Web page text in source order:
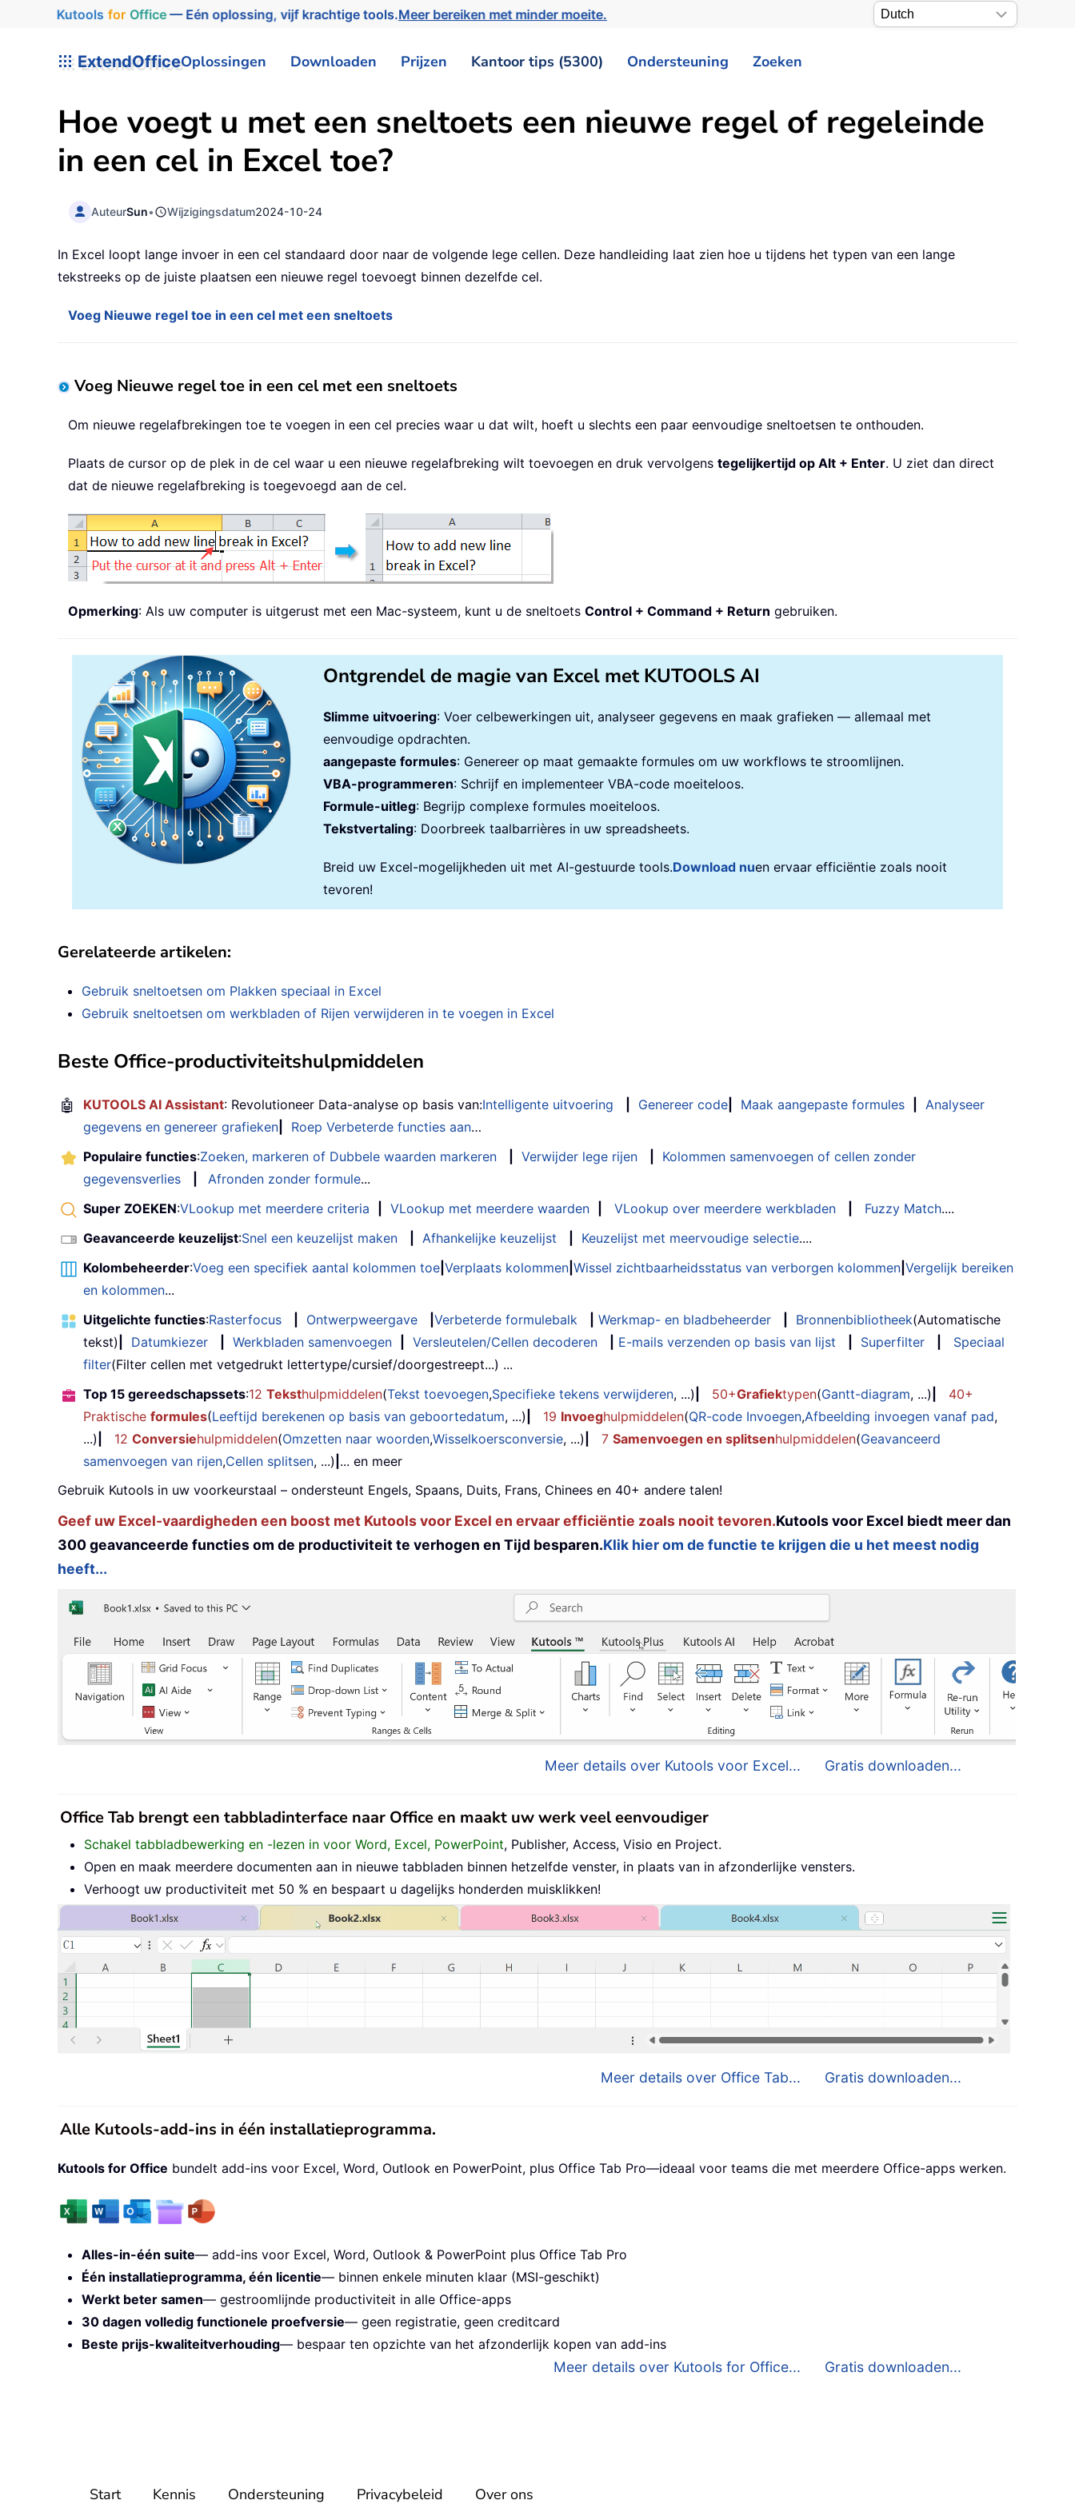
Kutools for Office— Eén oplossing, vijf krachtige tools.Meer bereiken met minder moeite.
ExtendOfficeOplossingen Downloaden Prijzen Kantoor tips (5300) Ondersteuning Zoeken
Hoe voegt u met een sneltoets een nieuwe regel of regeleinde
in een cel in Excel toe?
AuteurSun• Wijzigingsdatum2024-10-24
In Excel loopt lange invoer in een cel standaard door naar de volgende lege cellen. Deze handleiding laat zien hoe u tijdens het typen van een lange
tekstreeks op de juiste plaatsen een nieuwe regel toevoegt binnen dezelfde cel.
Voeg Nieuwe regel toe in een cel met een sneltoets
Voeg Nieuwe regel toe in een cel met een sneltoets
Om nieuwe regelafbrekingen toe te voegen in een cel precies waar u dat wilt, hoeft u slechts een paar eenvoudige sneltoetsen te onthouden.
Plaats de cursor op de plek in de cel waar u een nieuwe regelafbreking wilt toevoegen en druk vervolgens tegelijkertijd op Alt + Enter. U ziet dan direct
dat de nieuwe regelafbreking is toegevoegd aan de cel.
Opmerking: Als uw computer is uitgerust met een Mac-systeem, kunt u de sneltoets Control + Command + Return gebruiken.
Ontgrendel de magie van Excel met KUTOOLS AI
Slimme uitvoering: Voer celbewerkingen uit, analyseer gegevens en maak grafieken — allemaal met
eenvoudige opdrachten.
aangepaste formules: Genereer op maat gemaakte formules om uw workflows te stroomlijnen.
VBA-programmeren: Schrijf en implementeer VBA-code moeiteloos.
Formule-uitleg: Begrijp complexe formules moeiteloos.
Tekstvertaling: Doorbreek taalbarrières in uw spreadsheets.
Breid uw Excel-mogelijkheden uit met AI-gestuurde tools.Download nuen ervaar efficiëntie zoals nooit
tevoren!
Gerelateerde artikelen:
Gebruik sneltoetsen om Plakken speciaal in Excel
Gebruik sneltoetsen om werkbladen of Rijen verwijderen in te voegen in Excel
Beste Office-productiviteitshulpmiddelen
🤖 KUTOOLS AI Assistant: Revolutioneer Data-analyse op basis van:Intelligente uitvoering Genereer code Maak aangepaste formules
Analyseer
gegevens en genereer grafieken
Roep Verbeterde functies aan…
Populaire functies:Zoeken, markeren of Dubbele waarden markeren Verwijder lege rijen
Kolommen samenvoegen of cellen zonder
gegevensverlies
Afronden zonder formule...
Super ZOEKEN:VLookup met meerdere criteria VLookup met meerdere waarden VLookup over meerdere werkbladen Fuzzy Match....
Geavanceerde keuzelijst:Snel een keuzelijst maken Afhankelijke keuzelijst Keuzelijst met meervoudige selectie....
Kolombeheerder:Voeg een specifiek aantal kolommen toe Verplaats kolommen Wissel zichtbaarheidsstatus van verborgen kolommen Vergelijk bereiken
en kolommen...
Uitgelichte functies:Rasterfocus Ontwerpweergave Verbeterde formulebalk Werkmap- en bladbeheerder Bronnenbibliotheek(Automatische
tekst)
Datumkiezer Werkbladen samenvoegen Versleutelen/Cellen decoderen E-mails verzenden op basis van lijst Superfilter
Speciaal
filter(Filter cellen met vetgedrukt lettertype/cursief/doorgestreept...) ...
Top 15 gereedschapssets:12 Teksthulpmiddelen(Tekst toevoegen,Specifieke tekens verwijderen, ...) 50+Grafiektypen(Gantt-diagram, ...)
40+
Praktische formules(Leeftijd berekenen op basis van geboortedatum, ...) 19 Invoeghulpmiddelen(QR-code Invoegen,Afbeelding invoegen vanaf pad,
...)
12 Conversiehulpmiddelen(Omzetten naar woorden,Wisselkoersconversie, ...) 7 Samenvoegen en splitsenhulpmiddelen(Geavanceerd
samenvoegen van rijen,Cellen splitsen, ...) ... en meer
Gebruik Kutools in uw voorkeurstaal – ondersteunt Engels, Spaans, Duits, Frans, Chinees en 40+ andere talen!
Geef uw Excel-vaardigheden een boost met Kutools voor Excel en ervaar efficiëntie zoals nooit tevoren.Kutools voor Excel biedt meer dan
300 geavanceerde functies om de productiviteit te verhogen en Tijd besparen.Klik hier om de functie te krijgen die u het meest nodig
heeft...
Meer details over Kutools voor Excel... Gratis downloaden...
Office Tab brengt een tabbladinterface naar Office en maakt uw werk veel eenvoudiger
Schakel tabbladbewerking en -lezen in voor Word, Excel, PowerPoint, Publisher, Access, Visio en Project.
Open en maak meerdere documenten aan in nieuwe tabbladen binnen hetzelfde venster, in plaats van in afzonderlijke vensters.
Verhoogt uw productiviteit met 50 % en bespaart u dagelijks honderden muisklikken!
Meer details over Office Tab... Gratis downloaden...
Alle Kutools-add-ins in één installatieprogramma.
Kutools for Office bundelt add-ins voor Excel, Word, Outlook en PowerPoint, plus Office Tab Pro—ideaal voor teams die met meerdere Office-apps werken.
Alles-in-één suite— add-ins voor Excel, Word, Outlook & PowerPoint plus Office Tab Pro
Één installatieprogramma, één licentie— binnen enkele minuten klaar (MSI-geschikt)
Werkt beter samen— gestroomlijnde productiviteit in alle Office-apps
30 dagen volledig functionele proefversie— geen registratie, geen creditcard
Beste prijs-kwaliteitverhouding— bespaar ten opzichte van het afzonderlijk kopen van add-ins
Meer details over Kutools for Office... Gratis downloaden...
Start Kennis Ondersteuning Privacybeleid Over ons